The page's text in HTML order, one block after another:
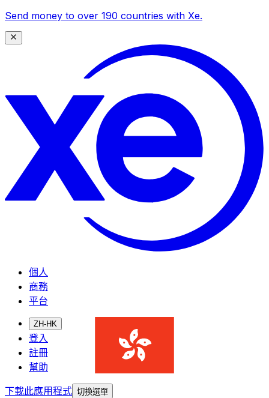
Send money to over 190 countries with Xe.
個人
商務
平台
ZH-HK
登入
註冊
幫助
下載此應用程式 切換選單